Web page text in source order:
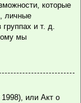
которые
личные
и т. д.
мы
или Акт о